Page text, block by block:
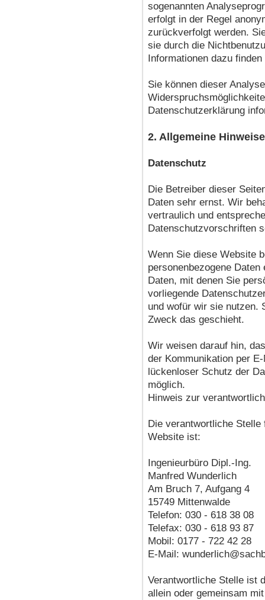
sogenannten
erfolgt in der Regel
zurückverfolgt werden.
sie durch die
Informationen dazu
Sie können dieser
Datenschutzerklärung
2. Allgemeine
Datenschutz
Die Betreiber dieser
Daten sehr ernst. Wir
vertraulich und
Datenschutzvorschriften
Wenn Sie diese Website
personenbezogene
Daten, mit denen Sie
vorliegende
und wofür wir sie nutzen.
Zweck das geschieht.
Wir weisen darauf hin,
der Kommunikation per
lückenloser Schutz der
möglich.
Hinweis zur
Die verantwortliche
Website ist:
Ingenieurbüro Dipl.-Ing.
Manfred Wunderlich
Am Bruch 7, Aufgang 4
15749 Mittenwalde
Telefon: 030 - 618 38 08
Telefax: 030 - 618 93 87
Mobil: 0177 - 722 42 28
E-Mail:
Verantwortliche Stelle ist
allein oder gemeinsam